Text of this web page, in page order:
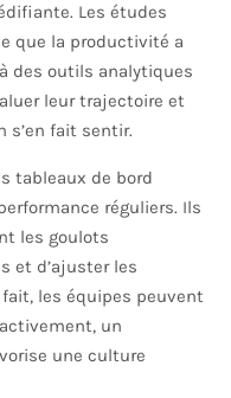
Les études
que la productivité a
des outils analytiques
leur trajectoire et
s’en fait sentir.
tableaux de bord
réguliers. Ils
les goulots
et d’ajuster les
les équipes peuvent
un
une culture